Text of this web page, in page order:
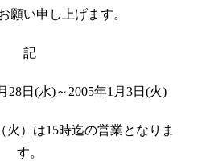
願い申し上げます。
記
28日(水)～2005年1月3日(火)
火）は15時迄の営業となりま
す。